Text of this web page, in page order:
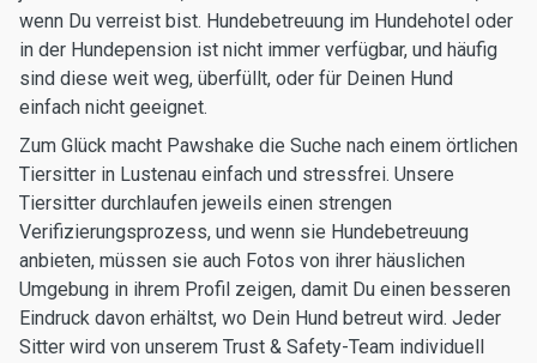
wenn Du verreist bist. Hundebetreuung im Hundehotel oder
in der Hundepension ist nicht immer verfügbar, und häufig
sind diese weit weg, überfüllt, oder für Deinen Hund
einfach nicht geeignet.
Zum Glück macht Pawshake die Suche nach einem örtlichen
Tiersitter in Lustenau einfach und stressfrei. Unsere
Tiersitter durchlaufen jeweils einen strengen
Verifizierungsprozess, und wenn sie Hundebetreuung
anbieten, müssen sie auch Fotos von ihrer häuslichen
Umgebung in ihrem Profil zeigen, damit Du einen besseren
Eindruck davon erhältst, wo Dein Hund betreut wird. Jeder
Sitter wird von unserem Trust & Safety-Team individuell